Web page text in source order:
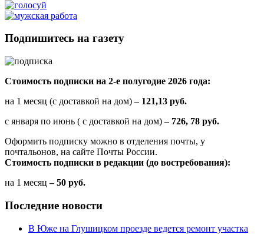
Подпишитесь на газету
Стоимость подписки на 2-е полугодие 2026 года:
на 1 месяц (с доставкой на дом) – 121,13 руб.
с января по июнь ( с доставкой на дом) – 726, 78 руб.
Оформить подписку можно в отделения почты, у
почтальонов, на сайте Почты России.
Стоимость подписки в редакции (до востребования):
на 1 месяц – 50 руб.
Последние новости
В Юже на Глушицком проезде ведется ремонт участка